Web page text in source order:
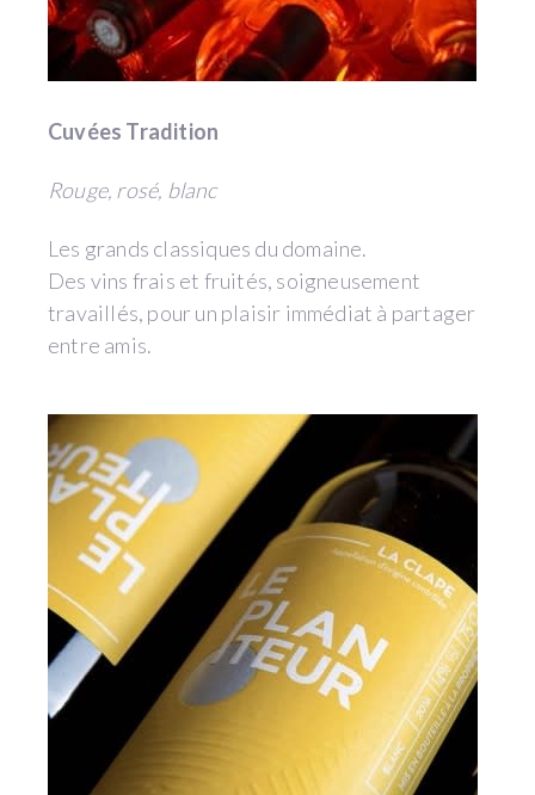
Cuvées Tradition
Rouge, rosé, blanc
Les grands classiques du domaine.
Des vins frais et fruités, soigneusement
travaillés, pour un plaisir immédiat à partager
entre amis.